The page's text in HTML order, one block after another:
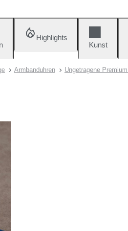
Highlights
Kunst
Armbanduhren Ungetragene